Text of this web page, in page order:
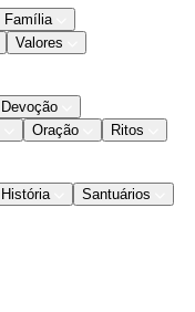
Família
Valores
Devoção
Oração
Ritos
História
Santuários